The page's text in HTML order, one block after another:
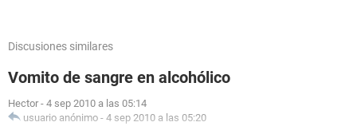
Discusiones similares
Vomito de sangre en alcohólico
Hector - 4 sep 2010 a las 05:14
usuario anónimo - 4 sep 2010 a las 05:20